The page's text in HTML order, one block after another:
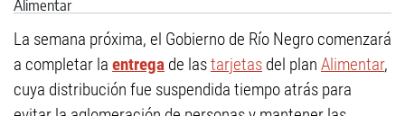
La semana próxima, el Gobierno de Río Negro comenzará
a completar la entrega de lastarjetas del plan Alimentar,
cuya distribución fue suspendida tiempo atrás para